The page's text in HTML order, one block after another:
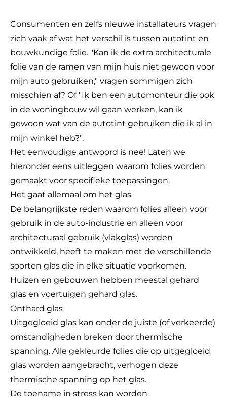
Consumenten en zelfs nieuwe installateurs vragen
zich vaak af wat het verschil is tussen autotint en
bouwkundige folie. "Kan ik de extra architecturale
folie van de ramen van mijn huis niet gewoon voor
mijn auto gebruiken," vragen sommigen zich
misschien af? Of "Ik ben een automonteur die ook
in de woningbouw wil gaan werken, kan ik
gewoon wat van de autotint gebruiken die ik al in
mijn winkel heb?".
Het eenvoudige antwoord is nee! Laten we
hieronder eens uitleggen waarom folies worden
gemaakt voor specifieke toepassingen.
Het gaat allemaal om het glas
De belangrijkste reden waarom folies alleen voor
gebruik in de auto-industrie en alleen voor
architecturaal gebruik (vlakglas) worden
ontwikkeld, heeft te maken met de verschillende
soorten glas die in elke situatie voorkomen.
Huizen en gebouwen hebben meestal gehard
glas en voertuigen gehard glas.
Onthard glas
Uitgegloeid glas kan onder de juiste (of verkeerde)
omstandigheden breken door thermische
spanning. Alle gekleurde folies die op uitgegloeid
glas worden aangebracht, verhogen deze
thermische spanning op het glas.
De toename in stress kan worden